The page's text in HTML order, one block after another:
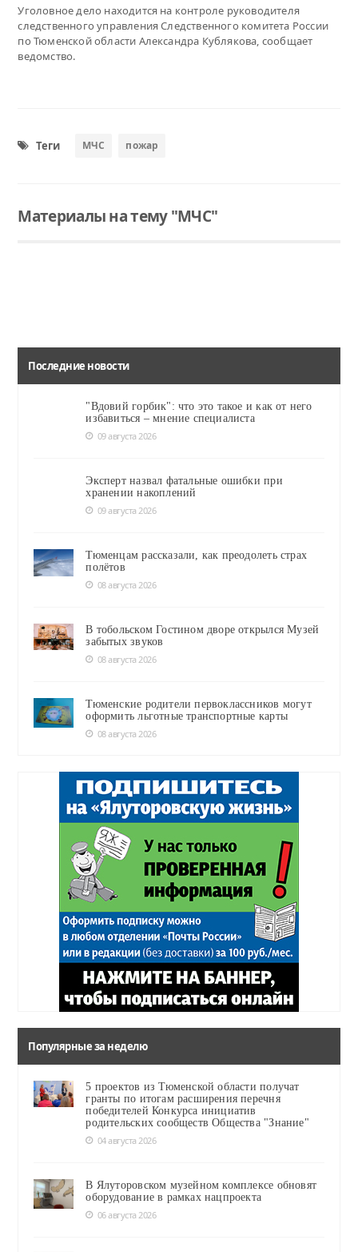
Уголовное дело находится на контроле руководителя
следственного управления Следственного комитета России
по Тюменской области Александра Кублякова, сообщает
ведомство.
Теги МЧС пожар
Материалы на тему "МЧС"
Последние новости
"Вдовий горбик": что это такое и как от него
избавиться – мнение специалиста
09 августа 2026
Эксперт назвал фатальные ошибки при
хранении накоплений
09 августа 2026
Тюменцам рассказали, как преодолеть страх
полётов
08 августа 2026
В тобольском Гостином дворе открылся Музей
забытых звуков
08 августа 2026
Тюменские родители первоклассников могут
оформить льготные транспортные карты
08 августа 2026
Популярные за неделю
5 проектов из Тюменской области получат
гранты по итогам расширения перечня
победителей Конкурса инициатив
родительских сообществ Общества "Знание"
04 августа 2026
В Ялуторовском музейном комплексе обновят
оборудование в рамках нацпроекта
06 августа 2026